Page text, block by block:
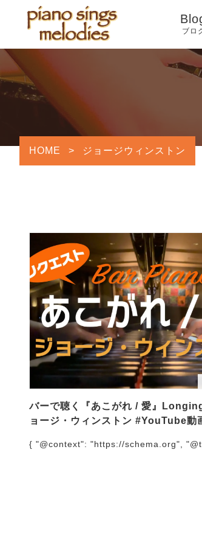
ブロ
旧
HOME > ジョージウィンストン
バーで聴く『あこがれ / 愛』
ョージ・ウィンストン #YouTube動
{